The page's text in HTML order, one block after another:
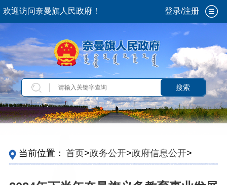
欢迎访问奈曼旗人民政府！ 登录/注册
搜索
当前位置： 首页>政务公开>政府信息公开>
定主动公开内容>重点领域信息>义务教育>教